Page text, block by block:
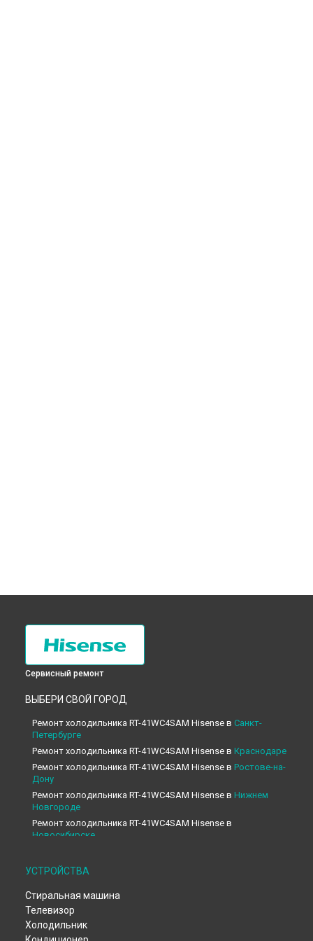
Сервисный ремонт
ВЫБЕРИ СВОЙ ГОРОД
Ремонт холодильника RT-41WC4SAM Hisense в Санкт-
Петербурге
Ремонт холодильника RT-41WC4SAM Hisense в Краснодаре
Ремонт холодильника RT-41WC4SAM Hisense в Ростове-на-
Дону
Ремонт холодильника RT-41WC4SAM Hisense в Нижнем
Новгороде
Ремонт холодильника RT-41WC4SAM Hisense в
Новосибирске
Ремонт холодильника RT-41WC4SAM Hisense в
Ремонт холодильника RT-41WC4SAM Hisense в
Ремонт холодильника RT-41WC4SAM Hisense в
Ремонт холодильника RT-41WC4SAM Hisense в
УСТРОЙСТВА
Стиральная машина
Телевизор
Холодильник